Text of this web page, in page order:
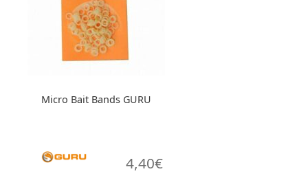
Micro Bait Bands GURU
4,40€